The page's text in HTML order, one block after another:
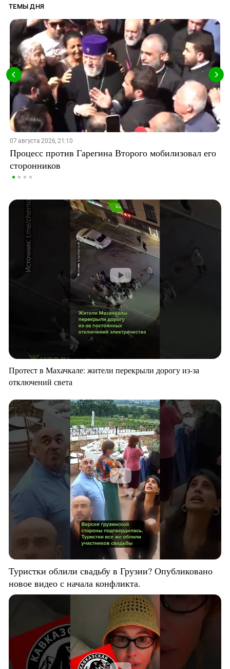
ТЕМЫ ДНЯ
07 августа 2026, 21:10
Процесс против Гарегина Второго мобилизовал его
сторонников
Протест в Махачкале: жители перекрыли дорогу из-за
отключений света
Туристки облили свадьбу в Грузии? Опубликовано
новое видео с начала конфликта.